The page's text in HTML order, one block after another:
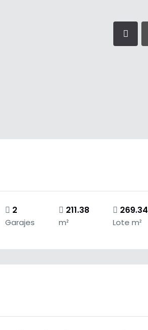
2
Garajes
211.38
m²
269.34
Lote m²